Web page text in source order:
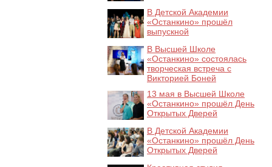
В Детской Академии
«Останкино» прошёл
выпускной
В Высшей Школе
«Останкино» состоялась
творческая встреча с
Викторией Боней
13 мая в Высшей Школе
«Останкино» прошёл День
Открытых Дверей
В Детской Академии
«Останкино» прошёл День
Открытых Дверей